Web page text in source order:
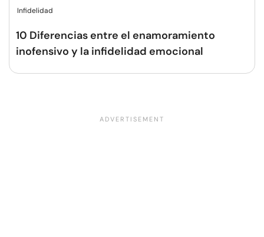
Infidelidad
10 Diferencias entre el enamoramiento
inofensivo y la infidelidad emocional